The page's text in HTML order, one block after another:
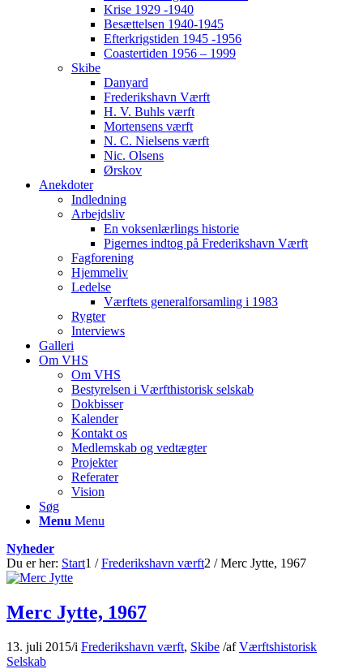
Krise 1929 -1940
Besættelsen 1940-1945
Efterkrigstiden 1945 -1956
Coastertiden 1956 – 1999
Skibe
Danyard
Frederikshavn Værft
H. V. Buhls værft
Mortensens værft
N. C. Nielsens værft
Nic. Olsens
Ørskov
Anekdoter
Indledning
Arbejdsliv
En voksenlærlings historie
Pigernes indtog på Frederikshavn Værft
Fagforening
Hjemmeliv
Ledelse
Værftets generalforsamling i 1983
Rygter
Interviews
Galleri
Om VHS
Om VHS
Bestyrelsen i Værfthistorisk selskab
Dokbisser
Kalender
Kontakt os
Medlemskab og vedtægter
Projekter
Referater
Vision
Søg
Menu Menu
Nyheder
Du er her: Start1 / Frederikshavn værft2 / Merc Jytte, 1967
Merc Jytte, 1967
13. juli 2015/i Frederikshavn værft, Skibe /afVærftshistorisk
Selskab